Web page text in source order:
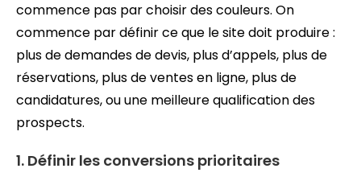
commence pas par choisir des couleurs. On
commence par définir ce que le site doit produire :
plus de demandes de devis, plus d’appels, plus de
réservations, plus de ventes en ligne, plus de
candidatures, ou une meilleure qualification des
prospects.
1. Définir les conversions prioritaires